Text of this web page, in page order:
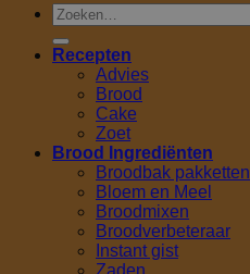
Zoeken
naar:
Recepten
Advies
Brood
Cake
Zoet
Brood Ingrediënten
Broodbak pakketten
Bloem en Meel
Broodmixen
Broodverbeteraar
Instant gist
Zaden